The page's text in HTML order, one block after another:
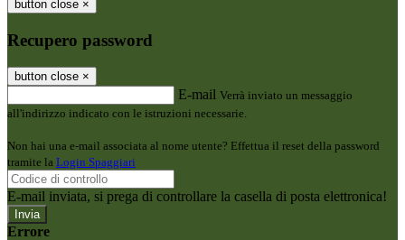
button close ×
Recupero password
button close ×
E-mail Verrà inviato un messaggio
all'indirizzo indicato con le istruzioni necessarie.
Non hai una e-mail associata al nome utente? Effettua il reset della password
tramite la Login Spaggiari
E-mail inviata, si prega di controllare la casella di posta elettronica!
Errore